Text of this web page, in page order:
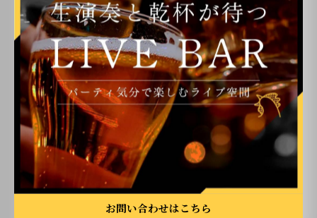
#博多ディスコ #博多ライブハウス #博多ソウル
#博多ファンク#博多駅音楽
< 前のページ 一覧に戻る
お問い合わせはこちら